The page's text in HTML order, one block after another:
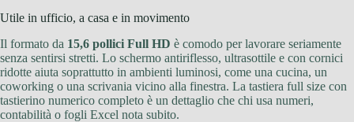
Utile in ufficio, a casa e in movimento
Il formato da 15,6 pollici Full HD è comodo per lavorare seriamente
senza sentirsi stretti. Lo schermo antiriflesso, ultrasottile e con cornici
ridotte aiuta soprattutto in ambienti luminosi, come una cucina, un
coworking o una scrivania vicino alla finestra. La tastiera full size con
tastierino numerico completo è un dettaglio che chi usa numeri,
contabilità o fogli Excel nota subito.